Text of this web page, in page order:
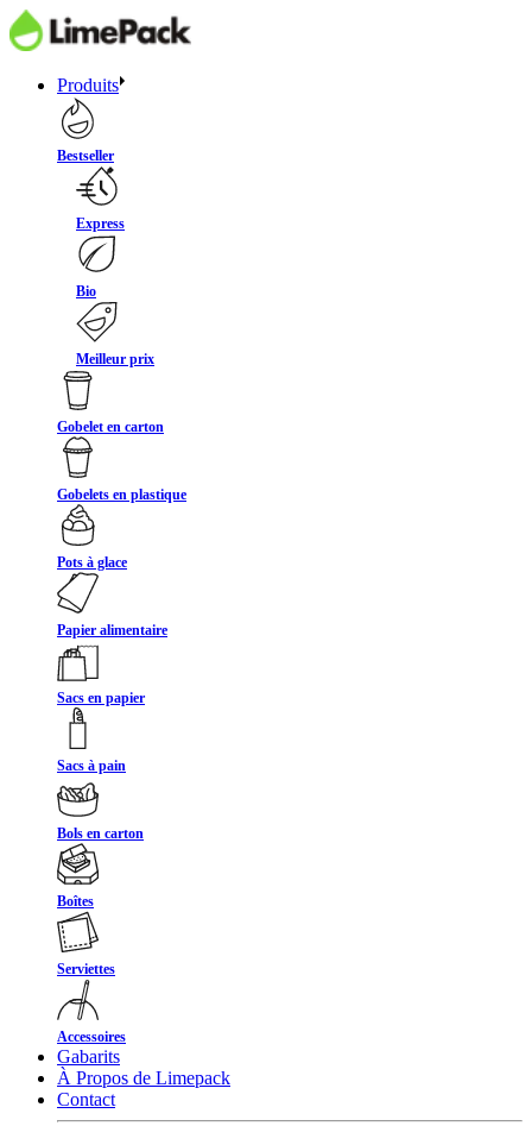
Produits
Bestseller
Express
Bio
Meilleur prix
Gobelet en carton
Gobelets en plastique
Pots à glace
Papier alimentaire
Sacs en papier
Sacs à pain
Bols en carton
Boîtes
Serviettes
Accessoires
Gabarits
À Propos de Limepack
Contact